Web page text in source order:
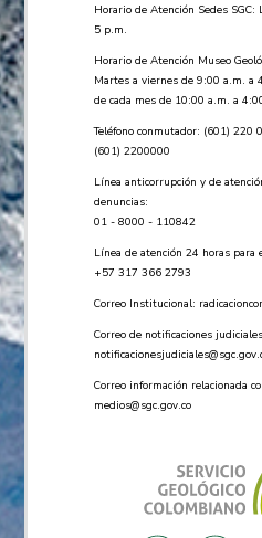
Horario de Atención Sedes
5 p.m.
Horario de Atención Museo
Martes a viernes de 9:00 a.m. a
de cada mes de 10:00 a.m. a
Teléfono conmutador: (601)
(601) 2200000
Línea anticorrupción y de
denuncias:
01 - 8000 - 110842
Línea de atención 24 horas para
+57 ​317 366 2793
Correo Institucional:
Correo de notificaciones
Correo información relacionada
medios@sgc.gov.co